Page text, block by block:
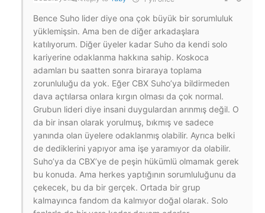
Bence Suho lider diye ona çok büyük bir sorumluluk
yüklemişsin. Ama ben de diğer arkadaşlara
katılıyorum. Diğer üyeler kadar Suho da kendi solo
kariyerine odaklanma hakkına sahip. Koskoca
adamları bu saatten sonra biraraya toplama
zorunluluğu da yok. Eğer CBX Suho’ya bildirmeden
dava açtılarsa onlara kırgın olması da çok normal.
Grubun lideri diye insani duygulardan arınmış değil. O
da bir insan olarak yorulmuş, bıkmış ve sadece
yanında olan üyelere odaklanmış olabilir. Ayrıca belki
de dediklerini yapıyor ama işe yaramıyor da olabilir.
Suho’ya da CBX’ye de peşin hükümlü olmamak gerek
bu konuda. Ama herkes yaptığının sorumluluğunu da
çekecek, bu da bir gerçek. Ortada bir grup
kalmayınca fandom da kalmıyor doğal olarak. Solo